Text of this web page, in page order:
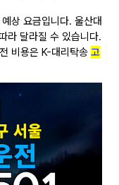
상 요금입니다. 울산대
라 달라질 수 있습니다.
비용은 K-대리탁송 고